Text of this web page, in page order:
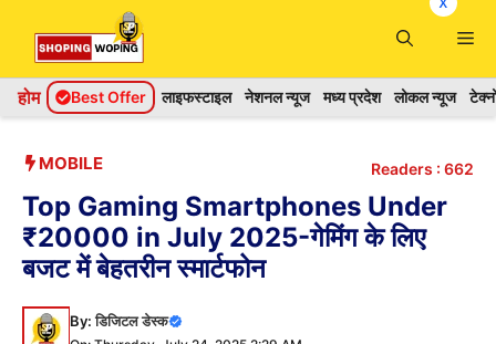
content
होम Best Offer लाइफस्टाइल नेशनल न्यूज मध्य प्रदेश लोकल न्यूज
MOBILE Readers : 662
Top Gaming Smartphones Under
₹20000 in July 2025-गेमिंग के लिए
बजट में बेहतरीन स्मार्टफोन
By:डिजिटल डेस्क